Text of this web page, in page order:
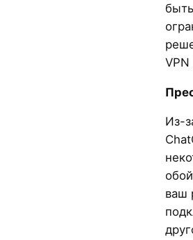
VPN
Из-
ваш